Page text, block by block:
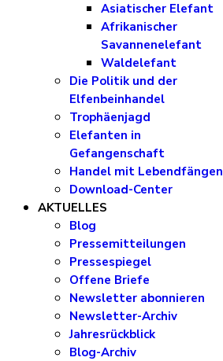
Asiatischer Elefant
Afrikanischer
Savannenelefant
Waldelefant
Die Politik und der
Elfenbeinhandel
Trophäenjagd
Elefanten in
Gefangenschaft
Handel mit Lebendfängen
Download-Center
AKTUELLES
Blog
Pressemitteilungen
Pressespiegel
Offene Briefe
Newsletter abonnieren
Newsletter-Archiv
Jahresrückblick
Blog-Archiv